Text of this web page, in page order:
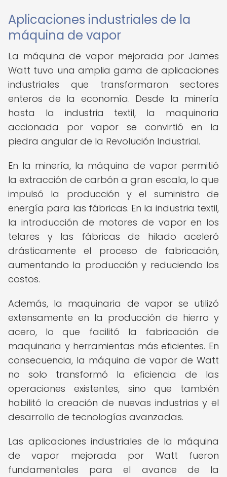
Aplicaciones industriales de la
máquina de vapor
La máquina de vapor mejorada por James
Watt tuvo una amplia gama de aplicaciones
industriales que transformaron sectores
enteros de la economía. Desde la minería
hasta la industria textil, la maquinaria
accionada por vapor se convirtió en la
piedra angular de la Revolución Industrial.
En la minería, la máquina de vapor permitió
la extracción de carbón a gran escala, lo que
impulsó la producción y el suministro de
energía para las fábricas. En la industria textil,
la introducción de motores de vapor en los
telares y las fábricas de hilado aceleró
drásticamente el proceso de fabricación,
aumentando la producción y reduciendo los
costos.
Además, la maquinaria de vapor se utilizó
extensamente en la producción de hierro y
acero, lo que facilitó la fabricación de
maquinaria y herramientas más eficientes. En
consecuencia, la máquina de vapor de Watt
no solo transformó la eficiencia de las
operaciones existentes, sino que también
habilitó la creación de nuevas industrias y el
desarrollo de tecnologías avanzadas.
Las aplicaciones industriales de la máquina
de vapor mejorada por Watt fueron
fundamentales para el avance de la